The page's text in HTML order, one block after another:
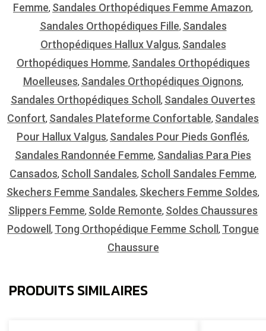
Femme, Sandales Orthopédiques Femme Amazon,
Sandales Orthopédiques Fille, Sandales
Orthopédiques Hallux Valgus, Sandales
Orthopédiques Homme, Sandales Orthopédiques
Moelleuses, Sandales Orthopédiques Oignons,
Sandales Orthopédiques Scholl, Sandales Ouvertes
Confort, Sandales Plateforme Confortable, Sandales
Pour Hallux Valgus, Sandales Pour Pieds Gonflés,
Sandales Randonnée Femme, Sandalias Para Pies
Cansados, Scholl Sandales, Scholl Sandales Femme,
Skechers Femme Sandales, Skechers Femme Soldes,
Slippers Femme, Solde Remonte, Soldes Chaussures
Podowell, Tong Orthopédique Femme Scholl, Tongue
Chaussure
PRODUITS SIMILAIRES